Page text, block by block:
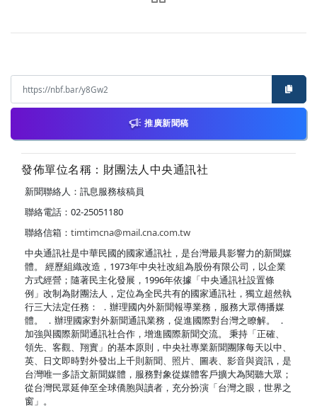
推廣新聞稿
發佈單位名稱：財團法人中央通訊社
新聞聯絡人：訊息服務核稿員
聯絡電話：02-25051180
聯絡信箱： timtimcna@mail.cna.com.tw
中央通訊社是中華民國的國家通訊社，是台灣最具影響力的新聞媒
體。 經歷組織改造，1973年中央社改組為股份有限公司，以企業
方式經營；隨著民主化發展，1996年依據「中央通訊社設置條
例」改制為財團法人，定位為全民共有的國家通訊社，獨立超然執
行三大法定任務： ．辦理國內外新聞報導業務，服務大眾傳播媒
體。 ．辦理國家對外新聞通訊業務，促進國際對台灣之瞭解。 ．
加強與國際新聞通訊社合作，增進國際新聞交流。 秉持「正確、
領先、客觀、翔實」的基本原則，中央社專業新聞團隊每天以中、
英、日文即時對外發出上千則新聞、照片、圖表、影音與資訊，是
台灣唯一多語文新聞媒體，服務對象從媒體客戶擴大為閱聽大眾；
從台灣民眾延伸至全球僑胞與讀者，充分扮演「台灣之眼，世界之
窗」。